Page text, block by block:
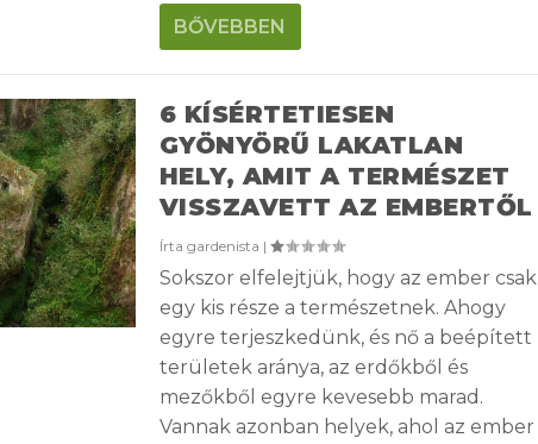
BŐVEBBEN
6 KÍSÉRTETIESEN
GYÖNYÖRŰ LAKATLAN
HELY, AMIT A TERMÉSZET
VISSZAVETT AZ EMBERTŐL
Írta gardenista |
Sokszor elfelejtjük, hogy az ember csak
egy kis része a természetnek. Ahogy
egyre terjeszkedünk, és nő a beépített
területek aránya, az erdőkből és
mezőkből egyre kevesebb marad.
Vannak azonban helyek, ahol az ember